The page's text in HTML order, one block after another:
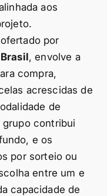
aos
por
, envolve a
compra,
acrescidas de
de
contribui
e os
por sorteio ou
entre um e
capacidade de